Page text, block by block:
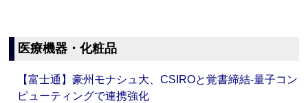
医療機器・化粧品
【富士通】豪州モナシュ大、CSIROと覚書締結‐量子コン
ピューティングで連携強化